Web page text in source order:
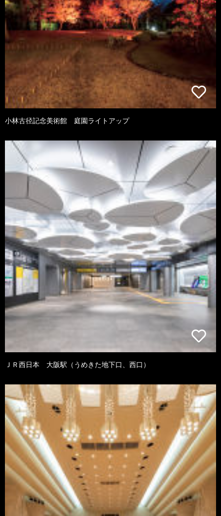
小林古径記念美術館 庭園ライトアップ
ＪＲ西日本 大阪駅（うめきた地下口、西口）